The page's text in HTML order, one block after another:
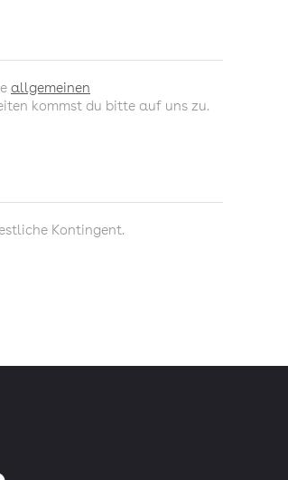
allgemeinen
kommst du bitte auf uns zu.
Kontingent.